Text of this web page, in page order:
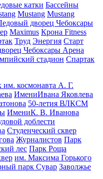
катки Бассейны
Mustang Mustang
дворец Чебоксары
Maximus Крона Fitness
Труд Энергия Старт
Чебоксары Арена
стадион Спартак
им. космонавта А. Г.
ИмениИвана Яковлева
50-летия ВЛКСМ
ИмениК. В. Иванова
доблести
Студенческий сквер
Журналистов Парк
лес Парк Роща
им. Максима Горького
парк Сувар Заволжье